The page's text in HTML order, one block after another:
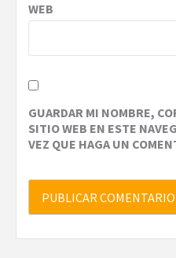
WEB
GUARDAR MI NOMBRE,
SITIO WEB EN ESTE
VEZ QUE HAGA UN